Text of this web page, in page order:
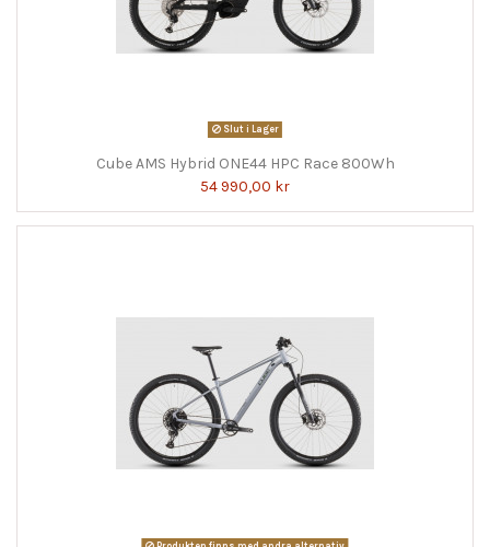
Slut i Lager
Cube AMS Hybrid ONE44 HPC Race 800Wh
54 990,00 kr